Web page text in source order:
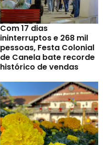
Com 17 dias
ininterruptos e 268 mil
pessoas, Festa Colonial
de Canela bate recorde
histórico de vendas